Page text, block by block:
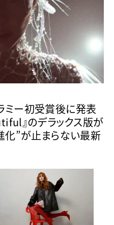
ミー初受賞後に発表
』のデラックス版が
化”が止まらない最新